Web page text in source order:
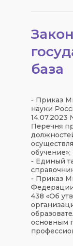
база
- Приказ
науки
Перечня
обучение»;
- Единый
- Приказ
Федерации
438 «Об
основным